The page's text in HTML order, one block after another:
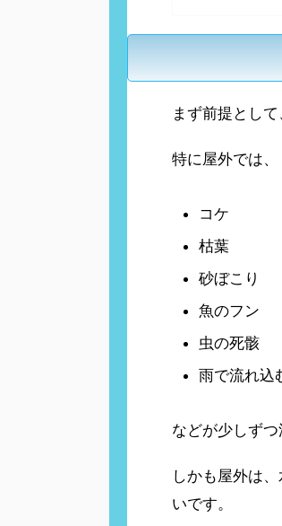
まず前提とし
特に屋外では、
コケ
枯葉
砂ぼこり
魚のフン
虫の死骸
雨で流れ込
などが少しずつ
しかも屋外は
いです。